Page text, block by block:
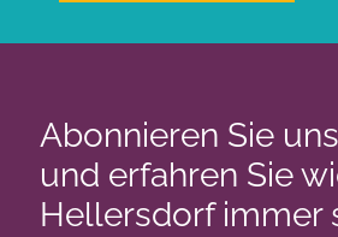
Abonnieren Sie
und erfahren Sie
Hellersdorf immer